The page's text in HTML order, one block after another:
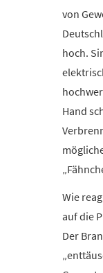
von
hoch.
Hand
Wie
auf die
Der